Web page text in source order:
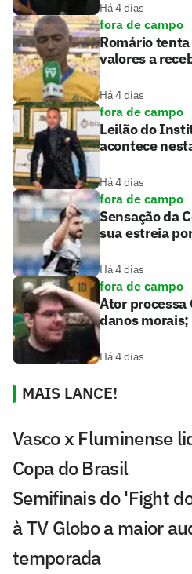
Há 4 dias
fora de campo
Romário
valores a
Há 4 dias
fora de campo
Leilão do
acontece
Há 4 dias
fora de campo
Sensação da
sua estreia
Há 4 dias
fora de campo
Ator processa
danos
Há 4 dias
MAIS LANCE!
Vasco x Fluminense
Copa do Brasil
Semifinais do 'Fight
à TV Globo a maior
temporada